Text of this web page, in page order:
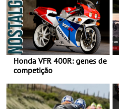
Honda VFR 400R: genes de
competição